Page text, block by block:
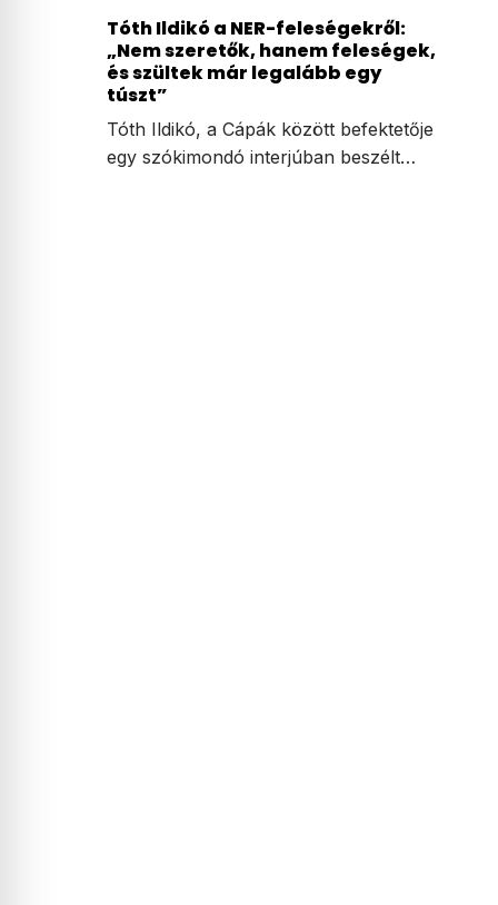
Tóth Ildikó a NER-feleségekről:
„Nem szeretők, hanem feleségek,
és szültek már legalább egy
túszt”
Tóth Ildikó, a Cápák között befektetője
egy szókimondó interjúban beszélt…